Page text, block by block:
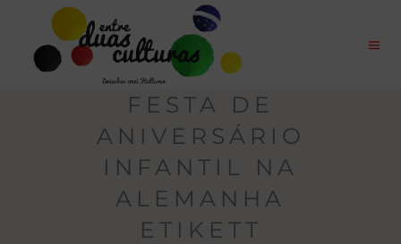
FESTA DE
ANIVERSÁRIO
INFANTIL NA
ALEMANHA
ETIKETT